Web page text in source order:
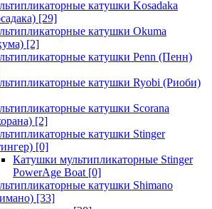
катушки Kosadaka
[29]
катушки Okuma
[2]
катушки Penn (Пенн)
катушки Ryobi (Риоби)
катушки Scorana
[2]
катушки Stinger
[0]
Катушки мультипликаторные Stinger
PowerAge Boat [0]
катушки Shimano
[33]